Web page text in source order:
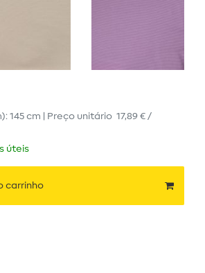
145 cm | Preço unitário 17,89 € /
úteis
carrinho